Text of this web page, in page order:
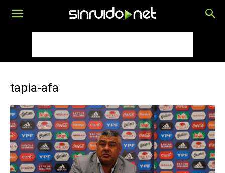
tapia-afa